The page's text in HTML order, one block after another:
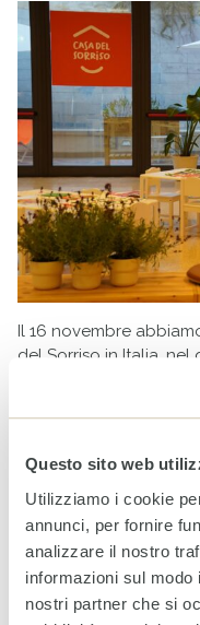
Questo sito web
Utilizziamo i cookie
annunci, per fornire
analizzare il nostro
informazioni sul
nostri partner che si
Il 16 novembre
del Sorriso in Italia,
nostro Paese
mondo nella tutela
alla genitorialità,
alla povertà educativa.
continua